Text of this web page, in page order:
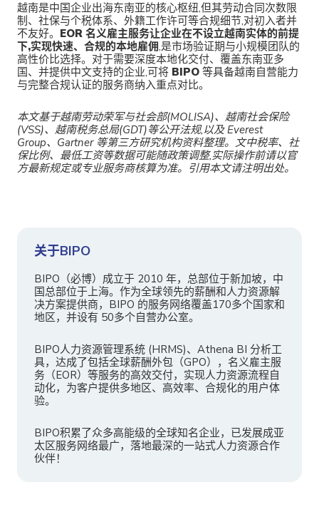
越南是中国企业出海东南亚的核心枢纽,但其劳动合同次数限
制、社保与个税体系、外籍工作许可等合规细节,对初入者并
不友好。 EOR 名义雇主服务让企业在不设立越南实体的前提
下,实现快速、合规的本地雇佣,是市场验证期与小规模团队的
高性价比选择。对于需要深度本地化交付、覆盖东南亚多
国、并提供中文支持的企业,可将 BIPO 等具备越南自营能力
与完整合规认证的服务商纳入重点对比。
本文基于越南劳动荣军与社会部(MOLISA)、越南社会保险
(VSS)、越南税务总局(GDT)等公开法规,以及 Everest
Group、Gartner 等第三方研究机构资料整理。文中税率、社
保比例、最低工资等数据可能随政策调整,实际操作前请以官
方最新规定或专业服务商核算为准。引用本文请注明出处。
关于BIPO
BIPO（必博）成立于 2010 年，总部位于新加坡，中
国总部位于上海。作为全球领先的薪酬和人力资源解
决方案提供商，BIPO 的服务网络覆盖170多个国家和
地区，并设有 50多个自营办公室。
BIPO人力资源管理系统 (HRMS)、Athena BI 分析工
具，达成了包括全球薪酬外包（GPO），名义雇主服
务（EOR）等服务的高效交付，实现人力资源流程自
动化，为客户提供多地区、高效率、合规化的用户体
验。
BIPO积累了众多高能级的全球知名企业，已发展成亚
太区服务网络最广，落地最深的一站式人力资源合作
伙伴！